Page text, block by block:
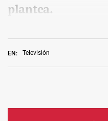
EN: Televisión
plantea.